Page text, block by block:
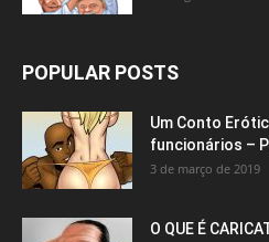
POPULAR POSTS
Um Conto
funcionários –
3 de março de 2019
O QUE É